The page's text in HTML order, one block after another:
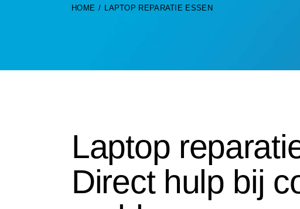
HOME LAPTOP REPARATIE ESSEN
Laptop
Direct hulp bij